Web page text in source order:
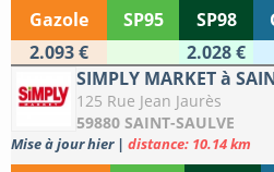
Gazole SP95 SP98
2.093 €
2.028 €
SIMPLY MARKET à
125 Rue Jean Jaurès
59880 SAINT-SAULVE
Mise à jour hier | distance: 10.14 km